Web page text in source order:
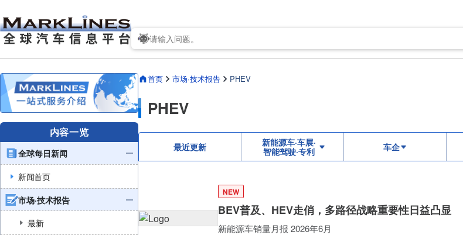
内容一览
全球每日新闻
新闻首页
市场·技术报告
最新
首页 市场·技术报告 PHEV
PHEV
最近更新
新能源车·车展·
智能驾驶·专利
车企
NEW
BEV普及、HEV走俏，多路径战略重要性日益凸显
新能源车销量月报 2026年6月